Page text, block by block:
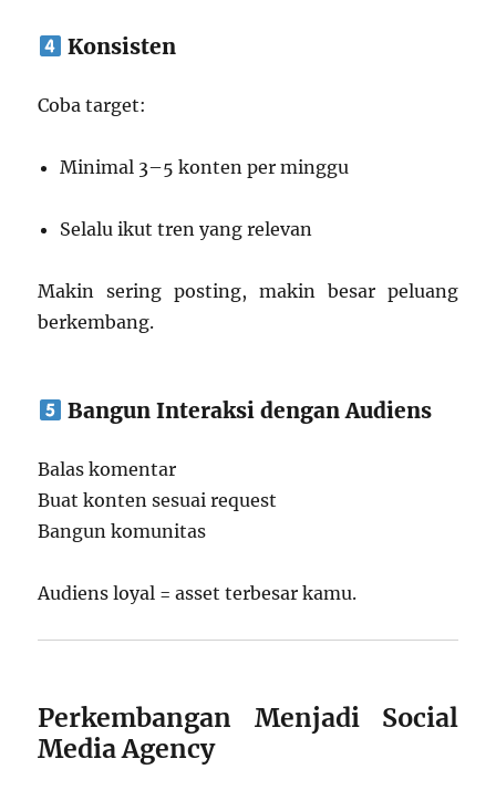
Konsisten
Coba target:
Minimal 3–5 konten per minggu
Selalu ikut tren yang relevan
Makin sering posting, makin besar peluang
berkembang.
Bangun Interaksi dengan Audiens
Balas komentar
Buat konten sesuai request
Bangun komunitas
Audiens loyal = asset terbesar kamu.
Perkembangan Menjadi Social
Media Agency